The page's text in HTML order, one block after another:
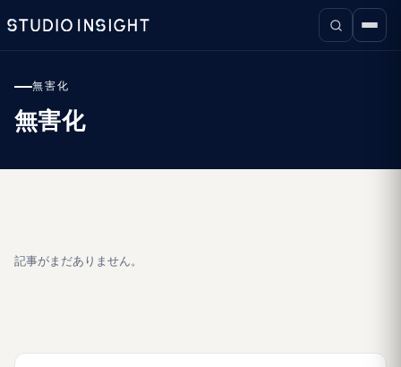
無害化
無害化
記事がまだありません。